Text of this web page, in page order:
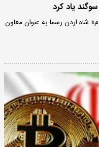
یاد کرد
شاه اردن رسما به عنوان معاون